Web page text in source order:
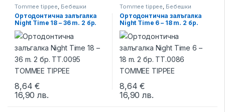
Tommee tippee, Бебешки
бутилки и биберони
Ортодонтична залъгалка
Night Time 18 – 36 m. 2 бр.
TT.0095 TOMMEE TIPPEE
8,64€
16,90лв.
Tommee tippee, Бебешки
бутилки и биберони
Ортодонтична залъгалка
Night Time 6 – 18 m. 2 бр.
TT.0086 TOMMEE TIPPEE
8,64€
16,90лв.